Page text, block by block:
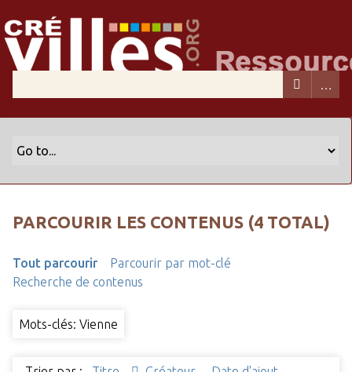
PARCOURIR LES CONTENUS (4 TOTAL)
Tout parcourir
Parcourir par mot-clé
Recherche de contenus
Mots-clés: Vienne